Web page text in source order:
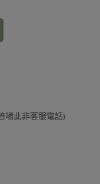
場此非客服電話)